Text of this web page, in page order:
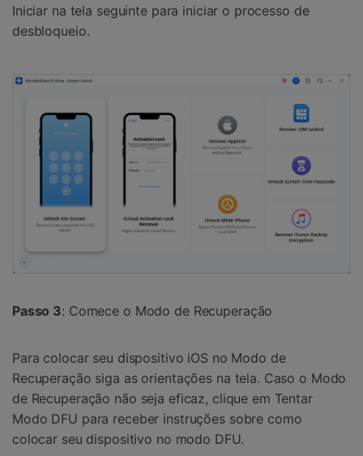
Iniciar na tela seguinte para iniciar o processo de
desbloqueio.
Passo 3: Comece o Modo de Recuperação
Para colocar seu dispositivo iOS no Modo de
Recuperação siga as orientações na tela. Caso o Modo
de Recuperação não seja eficaz, clique em Tentar
Modo DFU para receber instruções sobre como
colocar seu dispositivo no modo DFU.